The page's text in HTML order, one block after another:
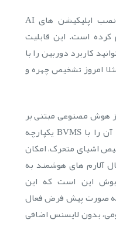
علاوه بر این، پاناسونیک امکان نصب اپلیکیشن های AI
است. این قابلیت
کاربرد دوربین را با
امروز تشخیص چهره و
هوش مصنوعی مبتنی بر
یادگیری عمیق استفاده می کند و آن را با BVMS یکپارچه
اشیای متحرک، امکان
آلارم های هوشمند به
بوش این است که این
به صورت پیش فرض فعال
بدون لایسنس اضافی